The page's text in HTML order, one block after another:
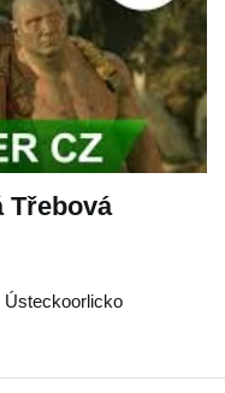
Třebová
Ústeckoorlicko